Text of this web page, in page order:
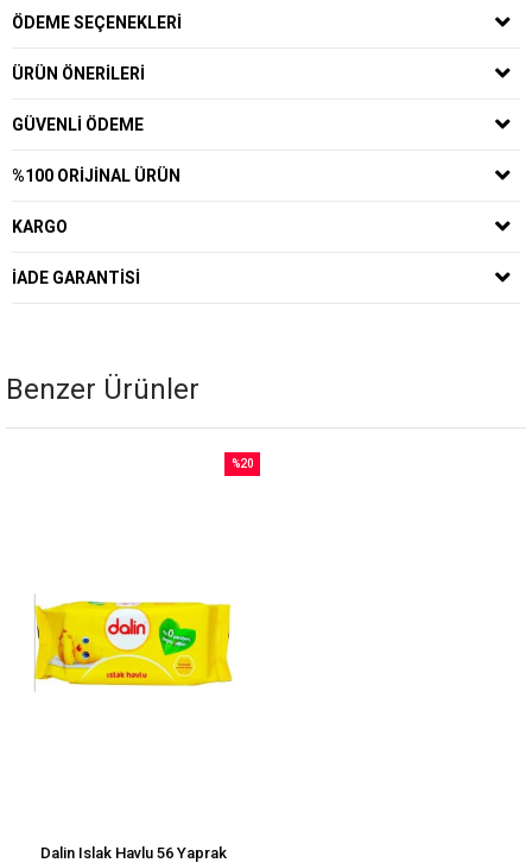
ÖDEME SEÇENEKLERI
ÜRÜN ÖNERILERI
GÜVENLI ÖDEME
%100 ORIJINAL ÜRÜN
KARGO
İADE GARANTISI
Benzer Ürünler
Dalin Islak Havlu 56 Yaprak
%20